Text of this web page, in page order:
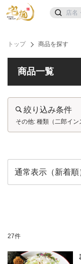
トップ 商品を探す
商品一覧
絞り込み条件
その他: 種類（二郎イン
27件